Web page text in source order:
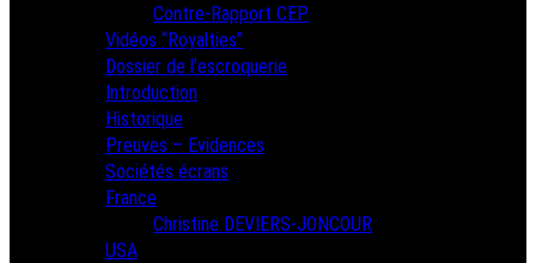
Contre-Rapport CEP
Vidéos “Royalties”
Dossier de l’escroquerie
Introduction
Historique
Preuves – Evidences
Sociétés écrans
France
Christine DEVIERS-JONCOUR
USA